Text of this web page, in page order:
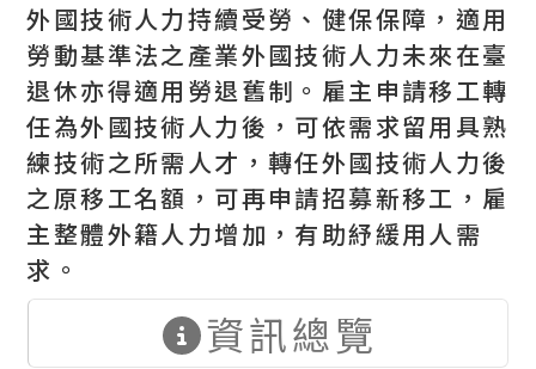
外國技術人力持續受勞、健保保障，適用
勞動基準法之產業外國技術人力未來在臺
退休亦得適用勞退舊制。雇主申請移工轉
任為外國技術人力後，可依需求留用具熟
練技術之所需人才，轉任外國技術人力後
之原移工名額，可再申請招募新移工，雇
主整體外籍人力增加，有助紓緩用人需
求。
資訊總覽